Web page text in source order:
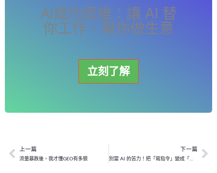
AI成功思維：讓 AI 替
你工作、幫你做生意
立刻了解
上一頁
上一篇
流量暴跌後，我才懂GEO有多狠
下一篇